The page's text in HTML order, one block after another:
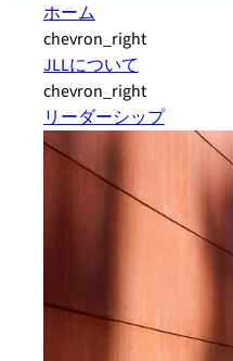
ホーム
chevron_right
JLLについて
chevron_right
リーダーシップ